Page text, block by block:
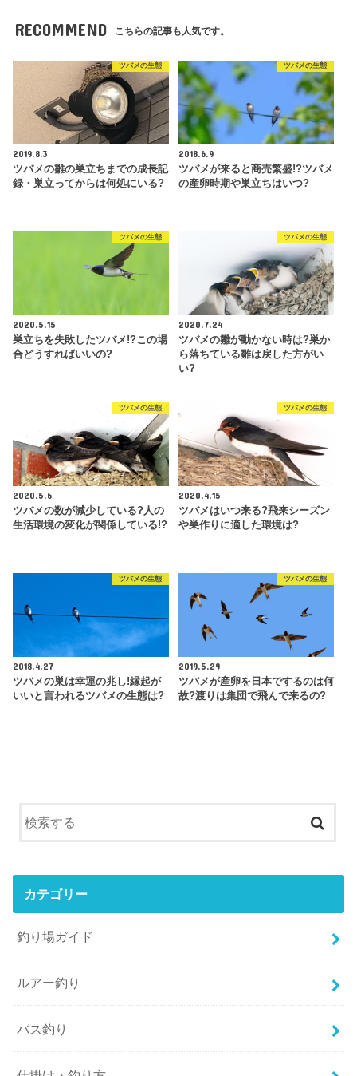
RECOMMEND こちらの記事も人気です。
ツバメの生態
2019.8.3
ツバメの雛の巣立ちまでの成長記
録・巣立ってからは何処にいる?
ツバメの生態
2018.6.9
ツバメが来ると商売繁盛!?ツバメ
の産卵時期や巣立ちはいつ?
ツバメの生態
2020.5.15
巣立ちを失敗したツバメ!?この場
合どうすればいいの?
ツバメの生態
2020.7.24
ツバメの雛が動かない時は?巣か
ら落ちている雛は戻した方がい
い?
ツバメの生態
2020.5.6
ツバメの数が減少している?人の
生活環境の変化が関係している!?
ツバメの生態
2020.4.15
ツバメはいつ来る?飛来シーズン
や巣作りに適した環境は?
ツバメの生態
2018.4.27
ツバメの巣は幸運の兆し!縁起が
いいと言われるツバメの生態は?
ツバメの生態
2019.5.29
ツバメが産卵を日本でするのは何
故?渡りは集団で飛んで来るの?
カテゴリー
釣り場ガイド
ルアー釣り
バス釣り